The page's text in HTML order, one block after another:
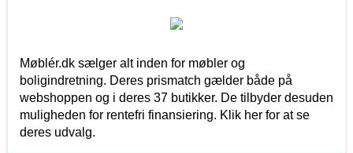
Møblér.dk sælger alt inden for møbler og
boligindretning. Deres prismatch gælder både på
webshoppen og i deres 37 butikker. De tilbyder desuden
muligheden for rentefri finansiering. Klik her for at se
deres udvalg.